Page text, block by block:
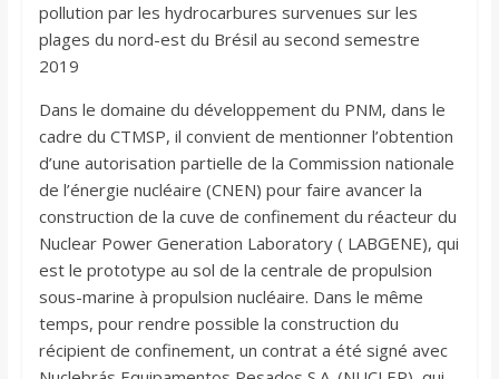
pollution par les hydrocarbures survenues sur les
plages du nord-est du Brésil au second semestre
2019
Dans le domaine du développement du PNM, dans le
cadre du CTMSP, il convient de mentionner l’obtention
d’une autorisation partielle de la Commission nationale
de l’énergie nucléaire (CNEN) pour faire avancer la
construction de la cuve de confinement du réacteur du
Nuclear Power Generation Laboratory ( LABGENE), qui
est le prototype au sol de la centrale de propulsion
sous-marine à propulsion nucléaire. Dans le même
temps, pour rendre possible la construction du
récipient de confinement, un contrat a été signé avec